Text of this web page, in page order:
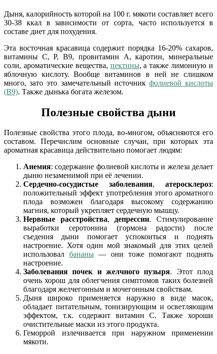
Дыня, калорийность которой на 100 г. мякоти составляет всего
30-38 ккал в зависимости от сорта, часто используется в
составе диет для похудения.
Эта восточная красавица содержит порядка 16-20% сахаров,
витамины С, Р, В9, провитамин А, каротин, минеральные
соли, ароматические вещества, пектины, а также лимонную и
яблочную кислоту. Вообще витаминов в ней не слишком
много, зато это замечательный источник фолиевой кислоты
(В9). Также дынька богата железом.
Полезные свойства дыни
Полезные свойства этого плода, во-многом, объясняются его
составом. Перечислим основные случаи, при которых эта
ароматная красавица действительно помогает людям:
Анемия: содержание фолиевой кислоты и железа делает
дыню незаменимой при её лечении.
Сердечно-сосудистые заболевания, атеросклероз:
положительный эффект употребления этого ароматного
плода возможен благодаря высокому содержанию
магния, который укрепляет сердечную мышцу.
Нервные расстройства,депрессии. Стимулирование
выработки серотонина (гормона радости) после
съедения дыни помогает успокоиться и поднять
настроение. Хотя один мой знакомый для этих целей
использовал бананы— они тоже помогают поднять
настроение.
Заболевания почек и желчного пузыря. Этот плод
очень хорош для облегчения симптомов таких болезней
благодаря желчегонным и мочегонным свойствам.
Дыня широко применяется наружно в виде масок,
обладает питательным, тонизирующим и осветляющим
эффектом, т.к. содержит витамин С. Также хороши
очистительные маски из этого продукта.
Геморрой излечивается при наружном применении
мякоти.